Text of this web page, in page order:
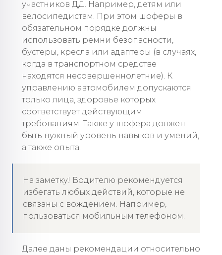
участников ДД. Например, детям или
велосипедистам. При этом шоферы в
обязательном порядке должны
использовать ремни безопасности,
бустеры, кресла или адаптеры (в случаях,
когда в транспортном средстве
находятся несовершеннолетние). К
управлению автомобилем допускаются
только лица, здоровье которых
соответствует действующим
требованиям. Также у шофера должен
быть нужный уровень навыков и умений,
а также опыта.
На заметку! Водителю рекомендуется
избегать любых действий, которые не
связаны с вождением. Например,
пользоваться мобильным телефоном.
Далее даны рекомендации относительно